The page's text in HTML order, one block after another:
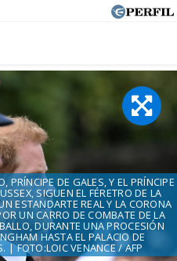
PRÍNCIPE DE GALES, Y EL PRÍNCIPE
SIGUEN EL FÉRETRO DE LA
ESTANDARTE REAL Y LA CORONA
UN CARRO DE COMBATE DE LA
DURANTE UNA PROCESIÓN
HASTA EL PALACIO DE
| FOTO:LOIC VENANCE / AFP